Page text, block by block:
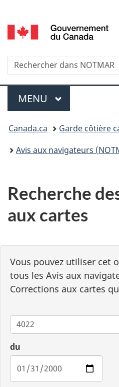
Recherche
Rechercher
dans
NOTMAR
Menu
MENU PRINCIPAL
Vous
êtes
Canada.ca
Garde côtière
Avis aux navigateurs
Recherche
aux cartes
Vous pouvez utiliser cet
tous les Avis aux
Corrections aux cartes
Carte
du